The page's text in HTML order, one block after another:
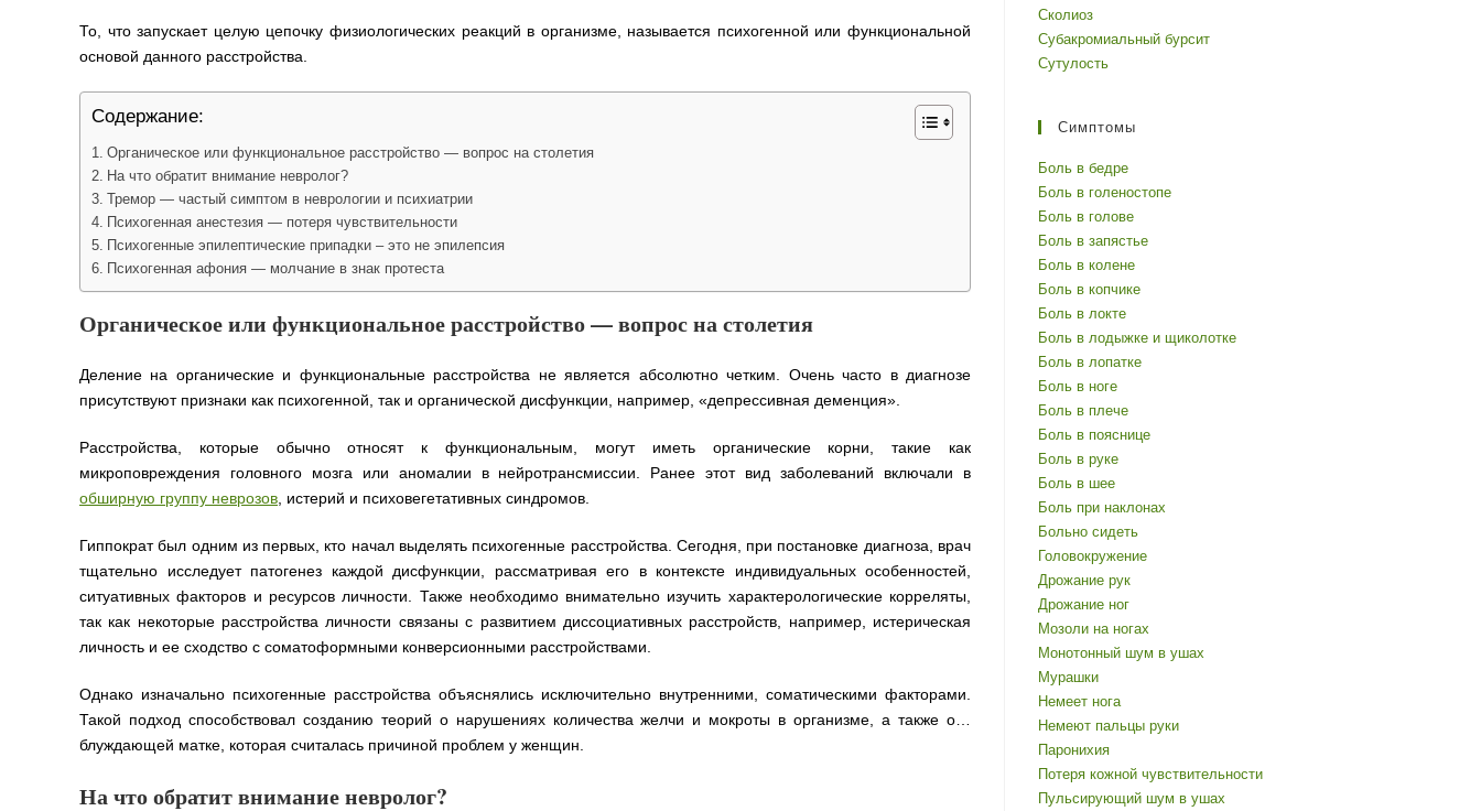
То, что запускает целую цепочку физиологических реакций в организме, называется психогенной или функциональной
основой данного расстройства.
Содержание:
Органическое или функциональное расстройство — вопрос на столетия
На что обратит внимание невролог?
Тремор — частый симптом в неврологии и психиатрии
Психогенная анестезия — потеря чувствительности
Психогенные эпилептические припадки – это не эпилепсия
Психогенная афония — молчание в знак протеста
Органическое или функциональное расстройство — вопрос на столетия
Деление на органические и функциональные расстройства не является абсолютно четким. Очень часто в диагнозе
присутствуют признаки как психогенной, так и органической дисфункции, например, «депрессивная деменция».
Расстройства, которые обычно относят к функциональным, могут иметь органические корни, такие как
микроповреждения головного мозга или аномалии в нейротрансмиссии. Ранее этот вид заболеваний включали в
обширную группу неврозов , истерий и психовегетативных синдромов.
Гиппократ был одним из первых, кто начал выделять психогенные расстройства. Сегодня, при постановке диагноза, врач
тщательно исследует патогенез каждой дисфункции, рассматривая его в контексте индивидуальных особенностей,
ситуативных факторов и ресурсов личности. Также необходимо внимательно изучить характерологические корреляты,
так как некоторые расстройства личности связаны с развитием диссоциативных расстройств, например, истерическая
личность и ее сходство с соматоформными конверсионными расстройствами.
Однако изначально психогенные расстройства объяснялись исключительно внутренними, соматическими факторами.
Такой подход способствовал созданию теорий о нарушениях количества желчи и мокроты в организме, а также о…
блуждающей матке, которая считалась причиной проблем у женщин.
На что обратит внимание невролог?
Сколиоз
Субакромиальный бурсит
Сутулость
Симптомы
Боль в бедре
Боль в голеностопе
Боль в голове
Боль в запястье
Боль в колене
Боль в копчике
Боль в локте
Боль в лодыжке и щиколотке
Боль в лопатке
Боль в ноге
Боль в плече
Боль в пояснице
Боль в руке
Боль в шее
Боль при наклонах
Больно сидеть
Головокружение
Дрожание рук
Дрожание ног
Мозоли на ногах
Монотонный шум в ушах
Мурашки
Немеет нога
Немеют пальцы руки
Паронихия
Потеря кожной чувствительности
Пульсирующий шум в ушах